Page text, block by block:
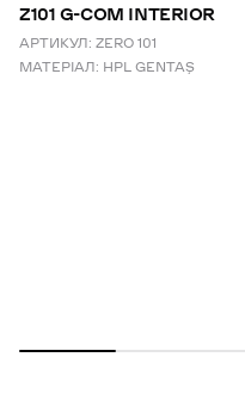
Z101 G-COM INTERIOR
АРТИКУЛ: ZERO 101
МАТЕРІАЛ: HPL GENTAŞ